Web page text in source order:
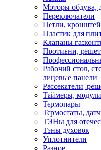
Моторы обдува,
Переключатели
Петли,
Пластик для
Клапаны
Противни,
Рабочий стол,
лицевые панели
Рассекатели,
Таймеры, модули
Термопары
Термостаты,
ТЭНы для
Тэны духовок
Уплотнители
Разное